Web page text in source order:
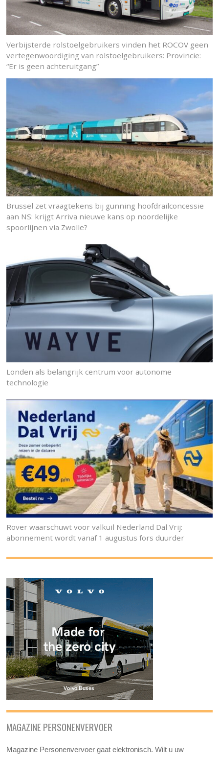
Verbijsterde rolstoelgebruikers vinden het ROCOV geen
vertegenwoordiging van rolstoelgebruikers: Provincie:
“Er is geen achteruitgang”
Brussel zet vraagtekens bij gunning hoofdrailconcessie
aan NS: krijgt Arriva nieuwe kans op noordelijke
spoorlijnen via Zwolle?
Londen als belangrijk centrum voor autonome
technologie
Rover waarschuwt voor valkuil Nederland Dal Vrij:
abonnement wordt vanaf 1 augustus fors duurder
MAGAZINE PERSONENVERVOER
Magazine Personenvervoer gaat elektronisch. Wilt u uw